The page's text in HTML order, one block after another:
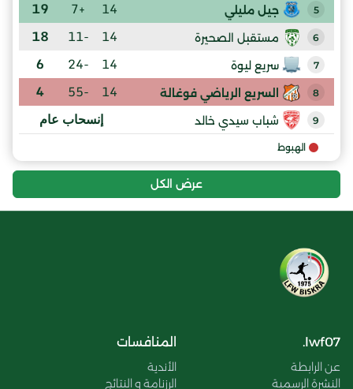
5 جيل مليلي 14
+7
19
6 مستقبل الصحيرة 14
-11
18
7 سريع ليوة 14
-24
6
8 السريع الرياضي فوغالة 14
-55
4
9 شباب سيدي خالد إنسحاب عام
الهبوط
عرض الكل
lwf07.
عن الرابطة
النشرة الرسمية
المنافسات
الأندية
الرزنامة و النتائج